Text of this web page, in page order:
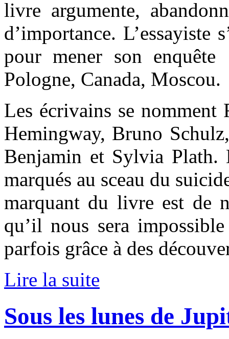
livre argumente,
d’importance.
pour mener son enquête
Pologne, Canada, Moscou.
Les écrivains se
Hemingway, Bruno
Benjamin et Sylvia Plath.
marqués au sceau du
marquant du livre est de
qu’il nous sera
parfois grâce à des
Lire la suite
Sous les lunes de